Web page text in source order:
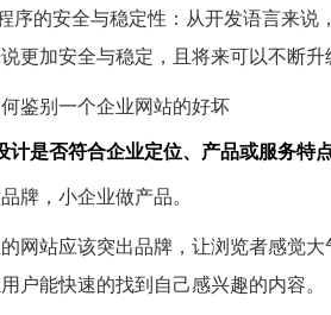
序的安全与稳定性：从开发语言来说
更加安全与稳定，且将来可以不断升
计是否符合企业定位、产品或服务特
牌，小企业做产品。
网站应该突出品牌，让浏览者感觉
户能快速的找到自己感兴趣的内容。